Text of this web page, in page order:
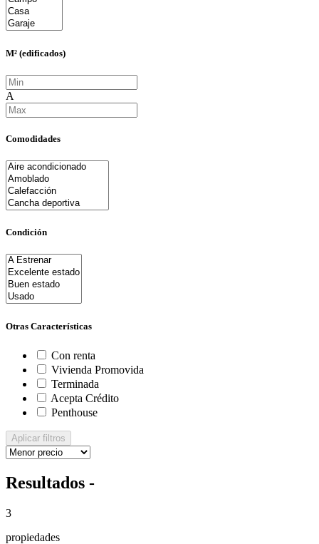
M² (edificados)
A
Comodidades
Condición
Otras Características
Con renta
Vivienda Promovida
Terminada
Acepta Crédito
Penthouse
Aplicar filtros
Resultados -
3
propiedades